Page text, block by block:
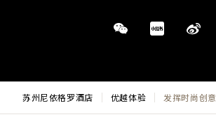
苏州尼依格罗酒店 优越体验 发挥时尚创意